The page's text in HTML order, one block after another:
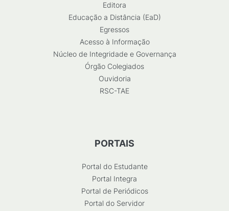
Editora
Educação a Distância (EaD)
Egressos
Acesso à Informação
Núcleo de Integridade e Governança
Órgão Colegiados
Ouvidoria
RSC-TAE
PORTAIS
Portal do Estudante
Portal Integra
Portal de Periódicos
Portal do Servidor